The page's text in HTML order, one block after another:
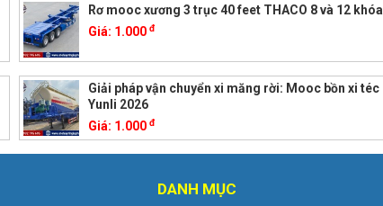
Rơ mooc xương 3 trục 40 feet THACO 8 và 12 khóa
Giá: 1.000đ
Giải pháp vận chuyển xi măng rời: Mooc bồn xi téc
Yunli 2026
Giá: 1.000đ
DANH MỤC